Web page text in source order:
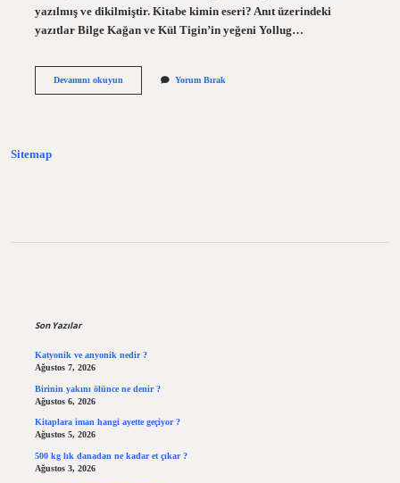
yazılmış ve dikilmiştir. Kitabe kimin eseri? Anıt üzerindeki
yazıtlar Bilge Kağan ve Kül Tigin’in yeğeni Yollug…
Devamını okuyunIlk
Yorum Bırak
Sitemap
Son Yazılar
Katyonik ve anyonik nedir ?
Ağustos 7, 2026
Birinin yakını ölünce ne denir ?
Ağustos 6, 2026
Kitaplara iman hangi ayette geçiyor ?
Ağustos 5, 2026
500 kg lık danadan ne kadar et çıkar ?
Ağustos 3, 2026